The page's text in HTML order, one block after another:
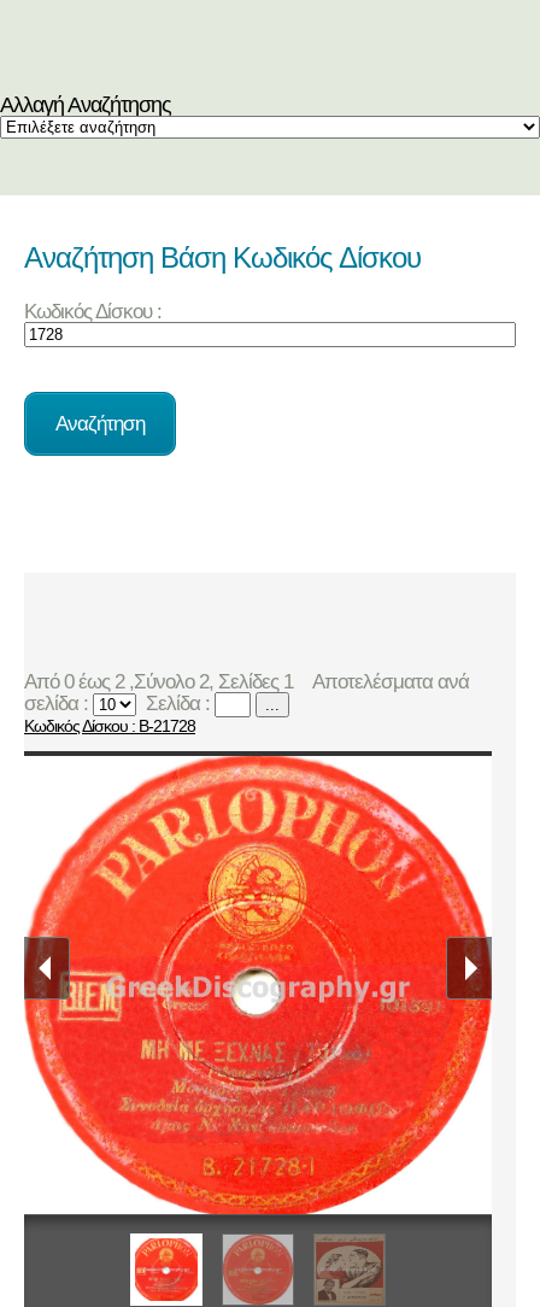
Αλλαγή Αναζήτησης
Αναζήτηση Βάση Κωδικός Δίσκου
Κωδικός Δίσκου :
Από 0 έως 2 ,Σύνολο 2, Σελίδες 1
Αποτελέσματα ανά
σελίδα :
Σελίδα : ...
Κωδικός Δίσκου : B-21728